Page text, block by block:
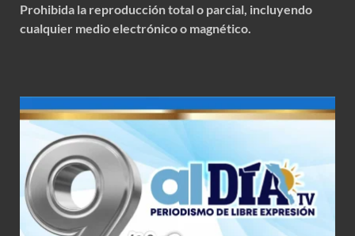
Prohibida la reproducción total o parcial, incluyendo
cualquier medio electrónico o magnético.